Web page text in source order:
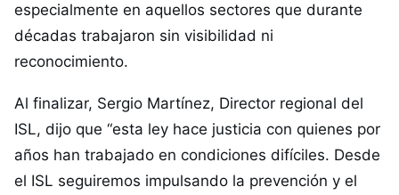
especialmente en aquellos sectores que durante
décadas trabajaron sin visibilidad ni
reconocimiento.
Al finalizar, Sergio Martínez, Director regional del
ISL, dijo que “esta ley hace justicia con quienes por
años han trabajado en condiciones difíciles. Desde
el ISL seguiremos impulsando la prevención y el